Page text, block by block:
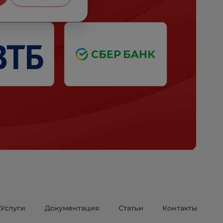
Услуги Документация Статьи Контакты